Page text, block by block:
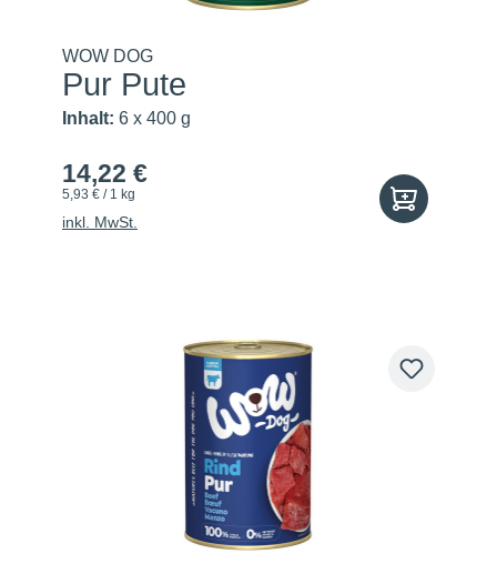
WOW DOG
Pur Pute
Inhalt: 6 x 400 g
14,22 €
5,93 € / 1 kg
inkl. MwSt.